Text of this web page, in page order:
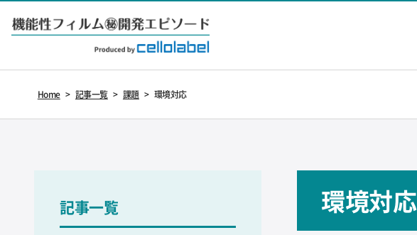
Home > 記事一覧 > 課題 > 環境対応
環境対応
記事一覧